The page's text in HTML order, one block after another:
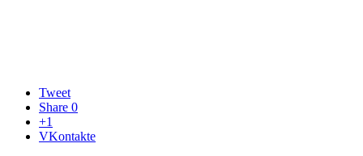
Tweet
Share 0
+1
VKontakte